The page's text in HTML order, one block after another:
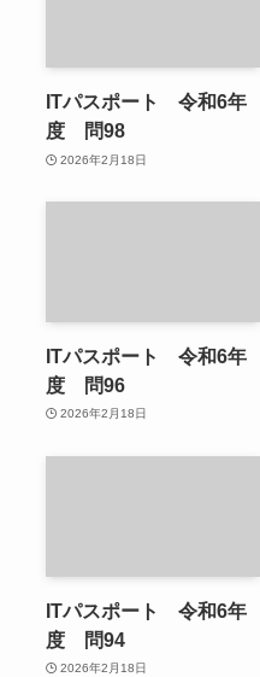
ITパスポート 令和6年
度 問98
2026年2月18日
ITパスポート 令和6年
度 問96
2026年2月18日
ITパスポート 令和6年
度 問94
2026年2月18日